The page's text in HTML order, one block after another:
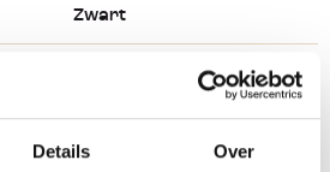
Details Over
Zwart
ON